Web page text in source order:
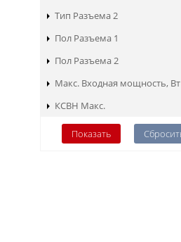
Тип Разъема 2
Пол Разъема 1
Пол Разъема 2
Макс. Входная мощность, Вт
КСВН Макс.